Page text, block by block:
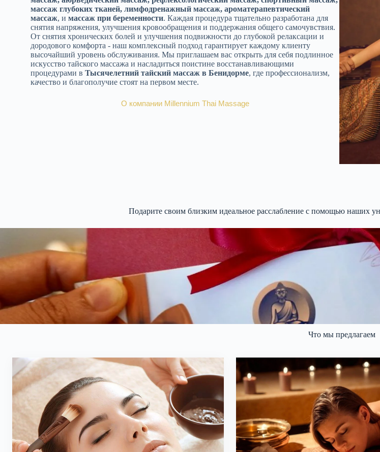
массаж глубоких тканей, лимфодренажный массаж, ароматерапевтический
массаж, и массаж при беременности. Каждая процедура тщательно разработана для
снятия напряжения, улучшения кровообращения и поддержания общего самочувствия.
От снятия хронических болей и улучшения подвижности до глубокой релаксации и
дородового комфорта - наш комплексный подход гарантирует каждому клиенту
высочайший уровень обслуживания. Мы приглашаем вас открыть для себя подлинное
искусство тайского массажа и насладиться поистине восстанавливающими
процедурами в Тысячелетний тайский массаж в Бенидорме, где профессионализм,
качество и благополучие стоят на первом месте.
О компании Millennium Thai Massage
Подарите своим близким идеальное расслабление с помощью наших
Откройте для себя наши подарочные карты
Что мы предлагаем